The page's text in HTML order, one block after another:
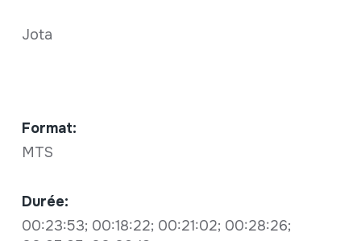
Jota
Format:
MTS
Durée:
00:23:53; 00:18:22; 00:21:02; 00:28:26;